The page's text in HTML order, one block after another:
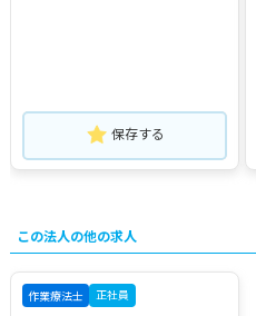
保存する
この法人の他の求人
作業療法士 正社員